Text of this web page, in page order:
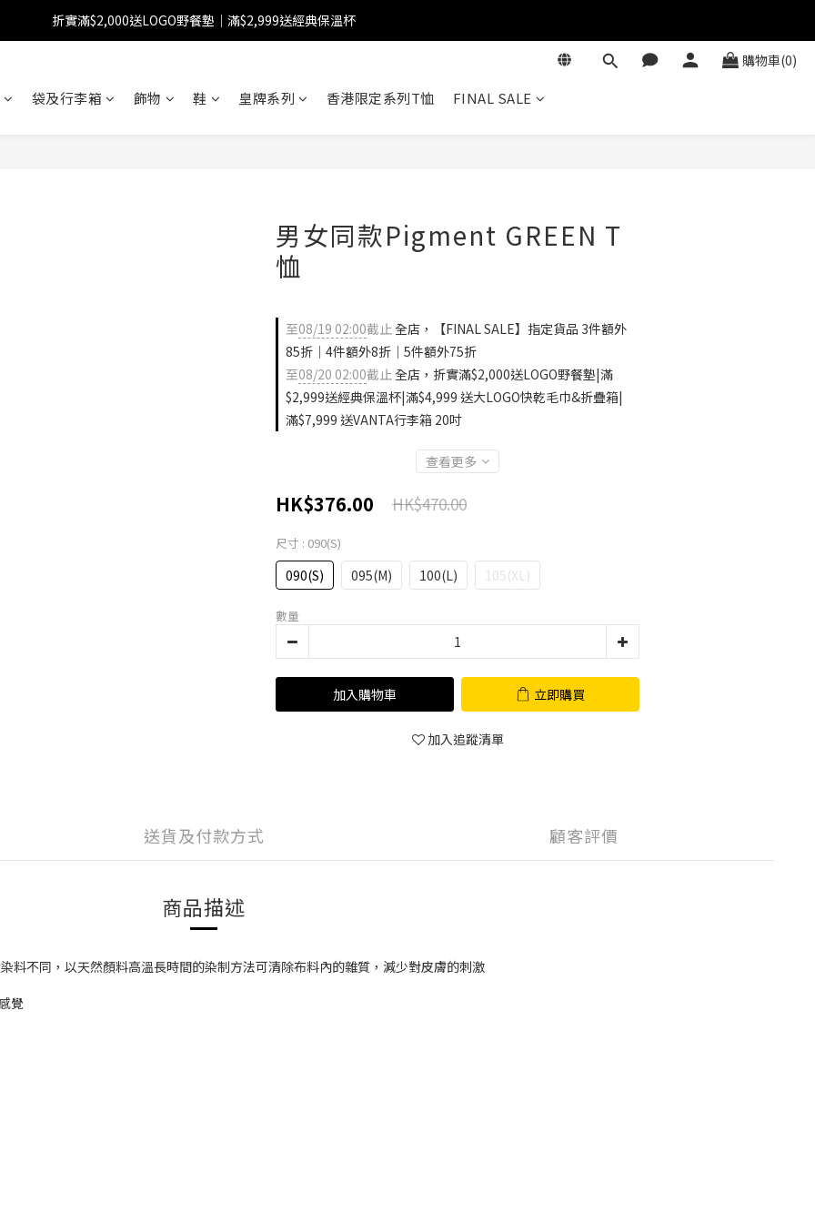
【FINAL SALE】指定商品低至38折
折實滿$2,000送LOGO野餐墊｜滿$2,999送經典保溫杯
【FINAL SALE】指定商品低至38折
購物車(0)
袋及行李箱 飾物 鞋 皇牌系列 香港限定系列T恤 FINAL SALE
男女同款Pigment GREEN T
恤
至08/19 02:00截止全店，【FINAL SALE】指定貨品 3件額外
85折｜4件額外8折｜5件額外75折
至08/20 02:00截止全店，折實滿$2,000送LOGO野餐墊|滿
$2,999送經典保溫杯|滿$4,999 送大LOGO快乾毛巾&折疊箱|
滿$7,999 送VANTA行李箱 20吋
查看更多
HK$376.00 HK$470.00
尺寸 : 090(S)
090(S) 095(M) 100(L) 105(XL)
數量
加入購物車 立即購買
加入追蹤清單
送貨及付款方式 顧客評價
商品描述
不同，以天然顏料高溫長時間的染制方法可清除布料內的雜質，減少對皮膚的刺激
覺